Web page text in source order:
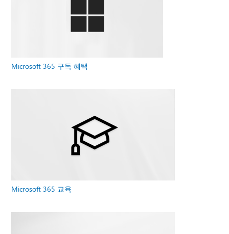
Microsoft 365 구독 혜택
Microsoft 365 교육